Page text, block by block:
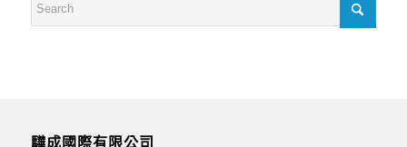
驊成國際有限公司